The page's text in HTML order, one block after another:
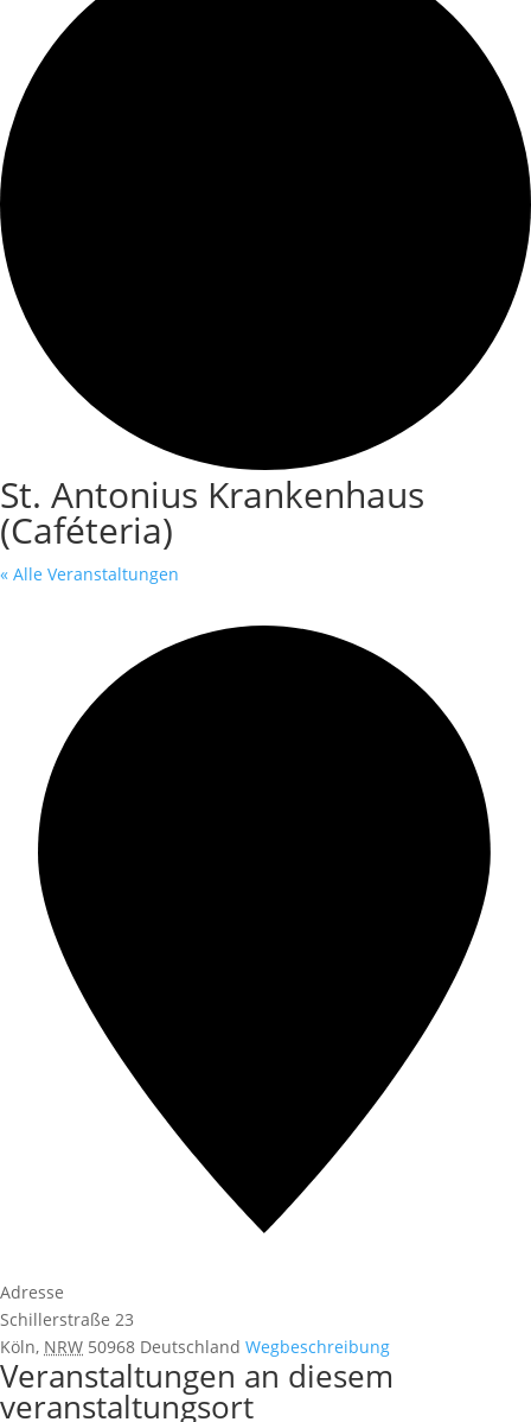
St. Antonius Krankenhaus
(Caféteria)
« Alle Veranstaltungen
Adresse
Schillerstraße 23
Köln, NRW 50968 Deutschland Wegbeschreibung
Veranstaltungen an diesem
veranstaltungsort